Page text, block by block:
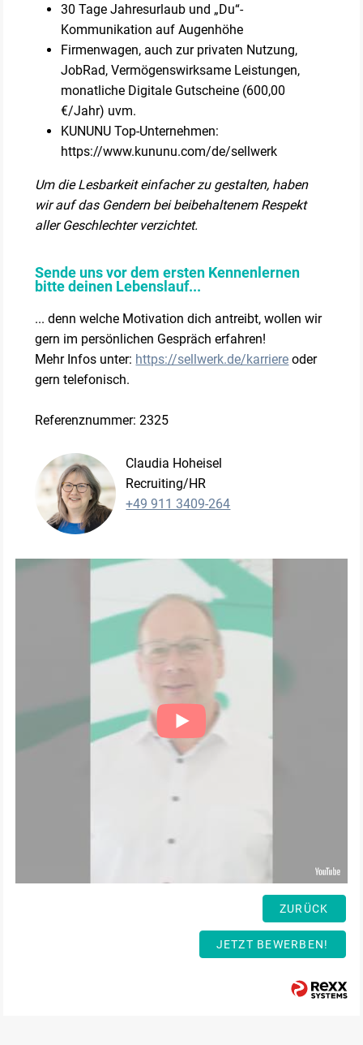
30 Tage Jahresurlaub und „Du“-
Kommunikation auf Augenhöhe
Firmenwagen, auch zur privaten Nutzung,
JobRad, Vermögenswirksame Leistungen,
monatliche Digitale Gutscheine (600,00
€/Jahr) uvm.
KUNUNU Top-Unternehmen:
https://www.kununu.com/de/sellwerk
Um die Lesbarkeit einfacher zu gestalten, haben
wir auf das Gendern bei beibehaltenem Respekt
aller Geschlechter verzichtet.
Sende uns vor dem ersten Kennenlernen
bitte deinen Lebenslauf...
... denn welche Motivation dich antreibt, wollen wir
gern im persönlichen Gespräch erfahren!
Mehr Infos unter: https://sellwerk.de/karriere oder
gern telefonisch.
Referenznummer: 2325
Claudia Hoheisel
Recruiting/HR
+49 911 3409-264
ZURÜCK
JETZT BEWERBEN!